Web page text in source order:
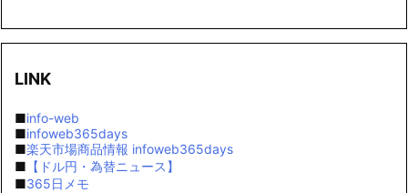
LINK
■info-web
■infoweb365days
■楽天市場商品情報 infoweb365days
■ 【ドル円・為替ニュース】
■365日メモ